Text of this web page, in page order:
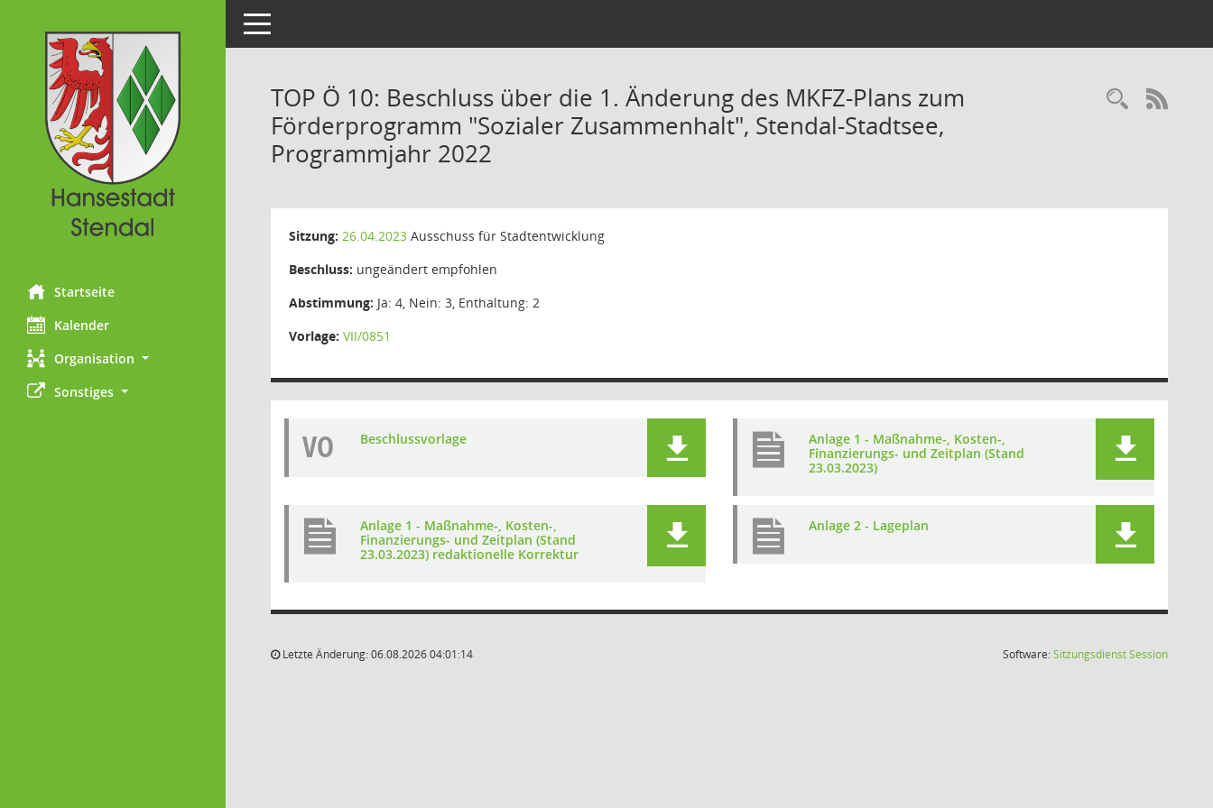
Startseite
Kalender
Organisation
Sonstiges
Toggle navigation
TOP Ö 10: Beschluss über die 1. Änderung des MKFZ-Plans zum
Förderprogramm "Sozialer Zusammenhalt", Stendal-Stadtsee,
Programmjahr 2022
Sitzung: 26.04.2023 Ausschuss für Stadtentwicklung
Beschluss: ungeändert empfohlen
Abstimmung: Ja: 4, Nein: 3, Enthaltung: 2
Vorlage: VII/0851
VO Beschlussvorlage
Anlage 1 - Maßnahme-, Kosten-,
Finanzierungs- und Zeitplan (Stand
23.03.2023)
Anlage 1 - Maßnahme-, Kosten-,
Finanzierungs- und Zeitplan (Stand
23.03.2023) redaktionelle Korrektur
Anlage 2 - Lageplan
Letzte Änderung: 06.08.2026 04:01:14 Software:SitzungsdienstSession(Wird in